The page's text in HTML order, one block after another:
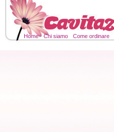
Home Chi siamo Come ordinare